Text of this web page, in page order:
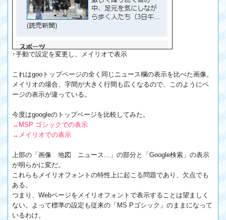
↑手動で設定を変更し、メイリオで表示
これはgooトップページの全く同じニュース欄の表示を比べた画像。
メイリオの場合、字間が大きく行間も広くなるので、このようにペ
ージの表示が違っている。
今度はgoogleのトップページを比較してみた。
→MSP ゴシックでの表示
→メイリオでの表示
上部の「画像 地図 ニュース...」の部分と「Google検索」の表示
が明らかに変だ。
これらもメイリオフォントの特性上に起こる問題であり、欠点でも
ある。
つまり、Webページをメイリオフォントで表示することは望ましく
ない。よって標準の設定も従来の「MS Pゴシック」のままになって
いるわけ。